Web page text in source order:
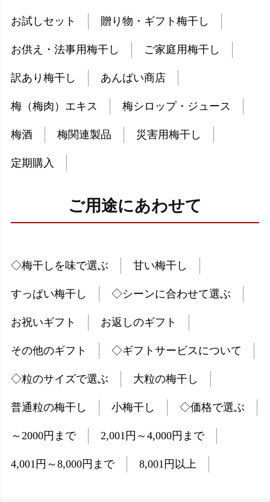
お試しセット 贈り物・ギフト梅干し
お供え・法事用梅干し ご家庭用梅干し
訳あり梅干し あんばい商店
梅（梅肉）エキス 梅シロップ・ジュース
梅酒 梅関連製品 災害用梅干し
定期購入
ご用途にあわせて
◇梅干しを味で選ぶ 甘い梅干し
すっぱい梅干し ◇シーンに合わせて選ぶ
お祝いギフト お返しのギフト
その他のギフト ◇ギフトサービスについて
◇粒のサイズで選ぶ 大粒の梅干し
普通粒の梅干し 小梅干し ◇価格で選ぶ
～2000円まで 2,001円～4,000円まで
4,001円～8,000円まで 8,001円以上